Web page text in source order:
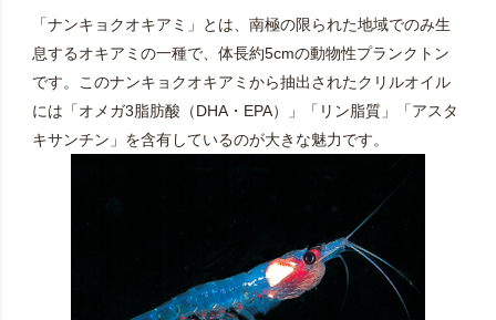
「ナンキョクオキアミ」とは、南極の限られた地域でのみ生
息するオキアミの一種で、体長約5cmの動物性プランクトン
です。このナンキョクオキアミから抽出されたクリルオイル
には「オメガ3脂肪酸（DHA・EPA）」「リン脂質」「アスタ
キサンチン」を含有しているのが大きな魅力です。